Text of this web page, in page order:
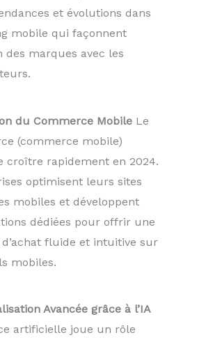
et évolutions dans
mobile qui façonnent
des marques avec les
du Commerce Mobile Le
(commerce mobile)
croître rapidement en 2024.
optimisent leurs sites
mobiles et développent
dédiées pour offrir une
fluide et intuitive sur
mobiles.
Avancée grâce à l’IA
artificielle joue un rôle